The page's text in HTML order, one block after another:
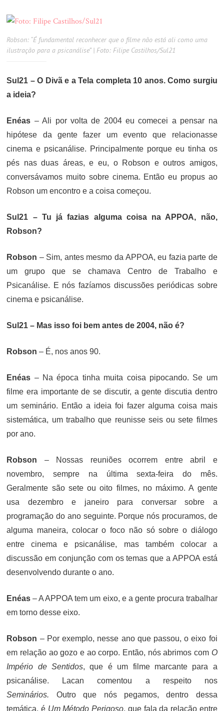
Robson: “É fundamental reconhecer que o filme não está ali como uma
ilustração para a psicanálise” | Foto: Filipe Castilhos/Sul21
Sul21 – O Divã e a Tela completa 10 anos. Como surgiu
a ideia?
Enéas – Ali por volta de 2004 eu comecei a pensar na
hipótese da gente fazer um evento que relacionasse
cinema e psicanálise. Principalmente porque eu tinha os
pés nas duas áreas, e eu, o Robson e outros amigos,
conversávamos muito sobre cinema. Então eu propus ao
Robson um encontro e a coisa começou.
Sul21 – Tu já fazias alguma coisa na APPOA, não,
Robson?
Robson – Sim, antes mesmo da APPOA, eu fazia parte de
um grupo que se chamava Centro de Trabalho e
Psicanálise. E nós fazíamos discussões periódicas sobre
cinema e psicanálise.
Sul21 – Mas isso foi bem antes de 2004, não é?
Robson – É, nos anos 90.
Enéas – Na época tinha muita coisa pipocando. Se um
filme era importante de se discutir, a gente discutia dentro
um seminário. Então a ideia foi fazer alguma coisa mais
sistemática, um trabalho que reunisse seis ou sete filmes
por ano.
Robson – Nossas reuniões ocorrem entre abril e
novembro, sempre na última sexta-feira do mês.
Geralmente são sete ou oito filmes, no máximo. A gente
usa dezembro e janeiro para conversar sobre a
programação do ano seguinte. Porque nós procuramos, de
alguma maneira, colocar o foco não só sobre o diálogo
entre cinema e psicanálise, mas também colocar a
discussão em conjunção com os temas que a APPOA está
desenvolvendo durante o ano.
Enéas – A APPOA tem um eixo, e a gente procura trabalhar
em torno desse eixo.
Robson – Por exemplo, nesse ano que passou, o eixo foi
em relação ao gozo e ao corpo. Então, nós abrimos com O
Império de Sentidos, que é um filme marcante para a
psicanálise. Lacan comentou a respeito nos
Seminários. Outro que nós pegamos, dentro dessa
temática, é Um Método Perigoso, que fala da relação entre